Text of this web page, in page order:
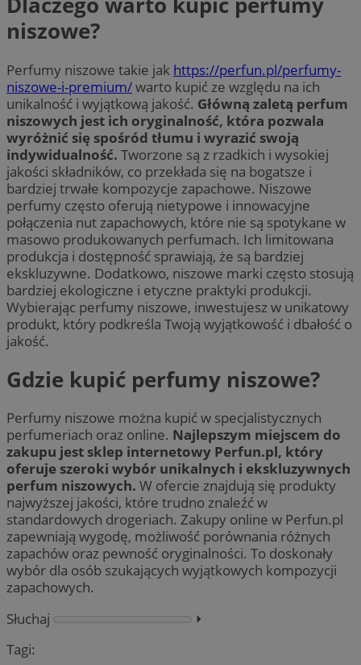
niszowe?
Perfumy niszowe takie jak https://perfun.pl/perfumy-
niszowe-i-premium/warto kupić ze względu na ich
unikalność i wyjątkową jakość. Główną zaletą perfum
niszowych jest ich oryginalność, która pozwala
wyróżnić się spośród tłumu i wyrazić swoją
indywidualność. Tworzone są z rzadkich i wysokiej
jakości składników, co przekłada się na bogatsze i
bardziej trwałe kompozycje zapachowe. Niszowe
perfumy często oferują nietypowe i innowacyjne
połączenia nut zapachowych, które nie są spotykane w
masowo produkowanych perfumach. Ich limitowana
produkcja i dostępność sprawiają, że są bardziej
ekskluzywne. Dodatkowo, niszowe marki często stosują
bardziej ekologiczne i etyczne praktyki produkcji.
Wybierając perfumy niszowe, inwestujesz w unikatowy
produkt, który podkreśla Twoją wyjątkowość i dbałość o
jakość.
Gdzie kupić perfumy niszowe?
Perfumy niszowe można kupić w specjalistycznych
perfumeriach oraz online. Najlepszym miejscem do
zakupu jest sklep internetowy Perfun.pl, który
oferuje szeroki wybór unikalnych i ekskluzywnych
perfum niszowych. W ofercie znajdują się produkty
najwyższej jakości, które trudno znaleźć w
standardowych drogeriach. Zakupy online w Perfun.pl
zapewniają wygodę, możliwość porównania różnych
zapachów oraz pewność oryginalności. To doskonały
wybór dla osób szukających wyjątkowych kompozycji
zapachowych.
Słuchaj
⏵︎
Tagi: